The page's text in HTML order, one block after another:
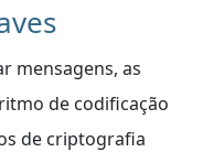
mensagens, as
de codificação
de criptografia